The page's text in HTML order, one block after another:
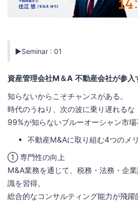
▶Seminar : 01
資産管理会社M＆A 不動産会社が参入
知らないからこそチャンスがある。
時代のうねり、次の波に乗り遅れるな
99%が知らないブルーオーシャン市
不動産M&Aに取り組む4つのメ
① 専門性の向上
M&A業務を通じて、税務・法務・企
識を習得。
総合的なコンサルティング能力が飛躍